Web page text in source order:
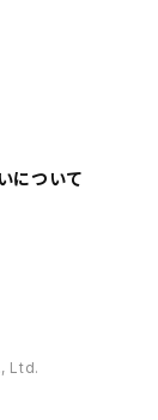
について
Ltd.